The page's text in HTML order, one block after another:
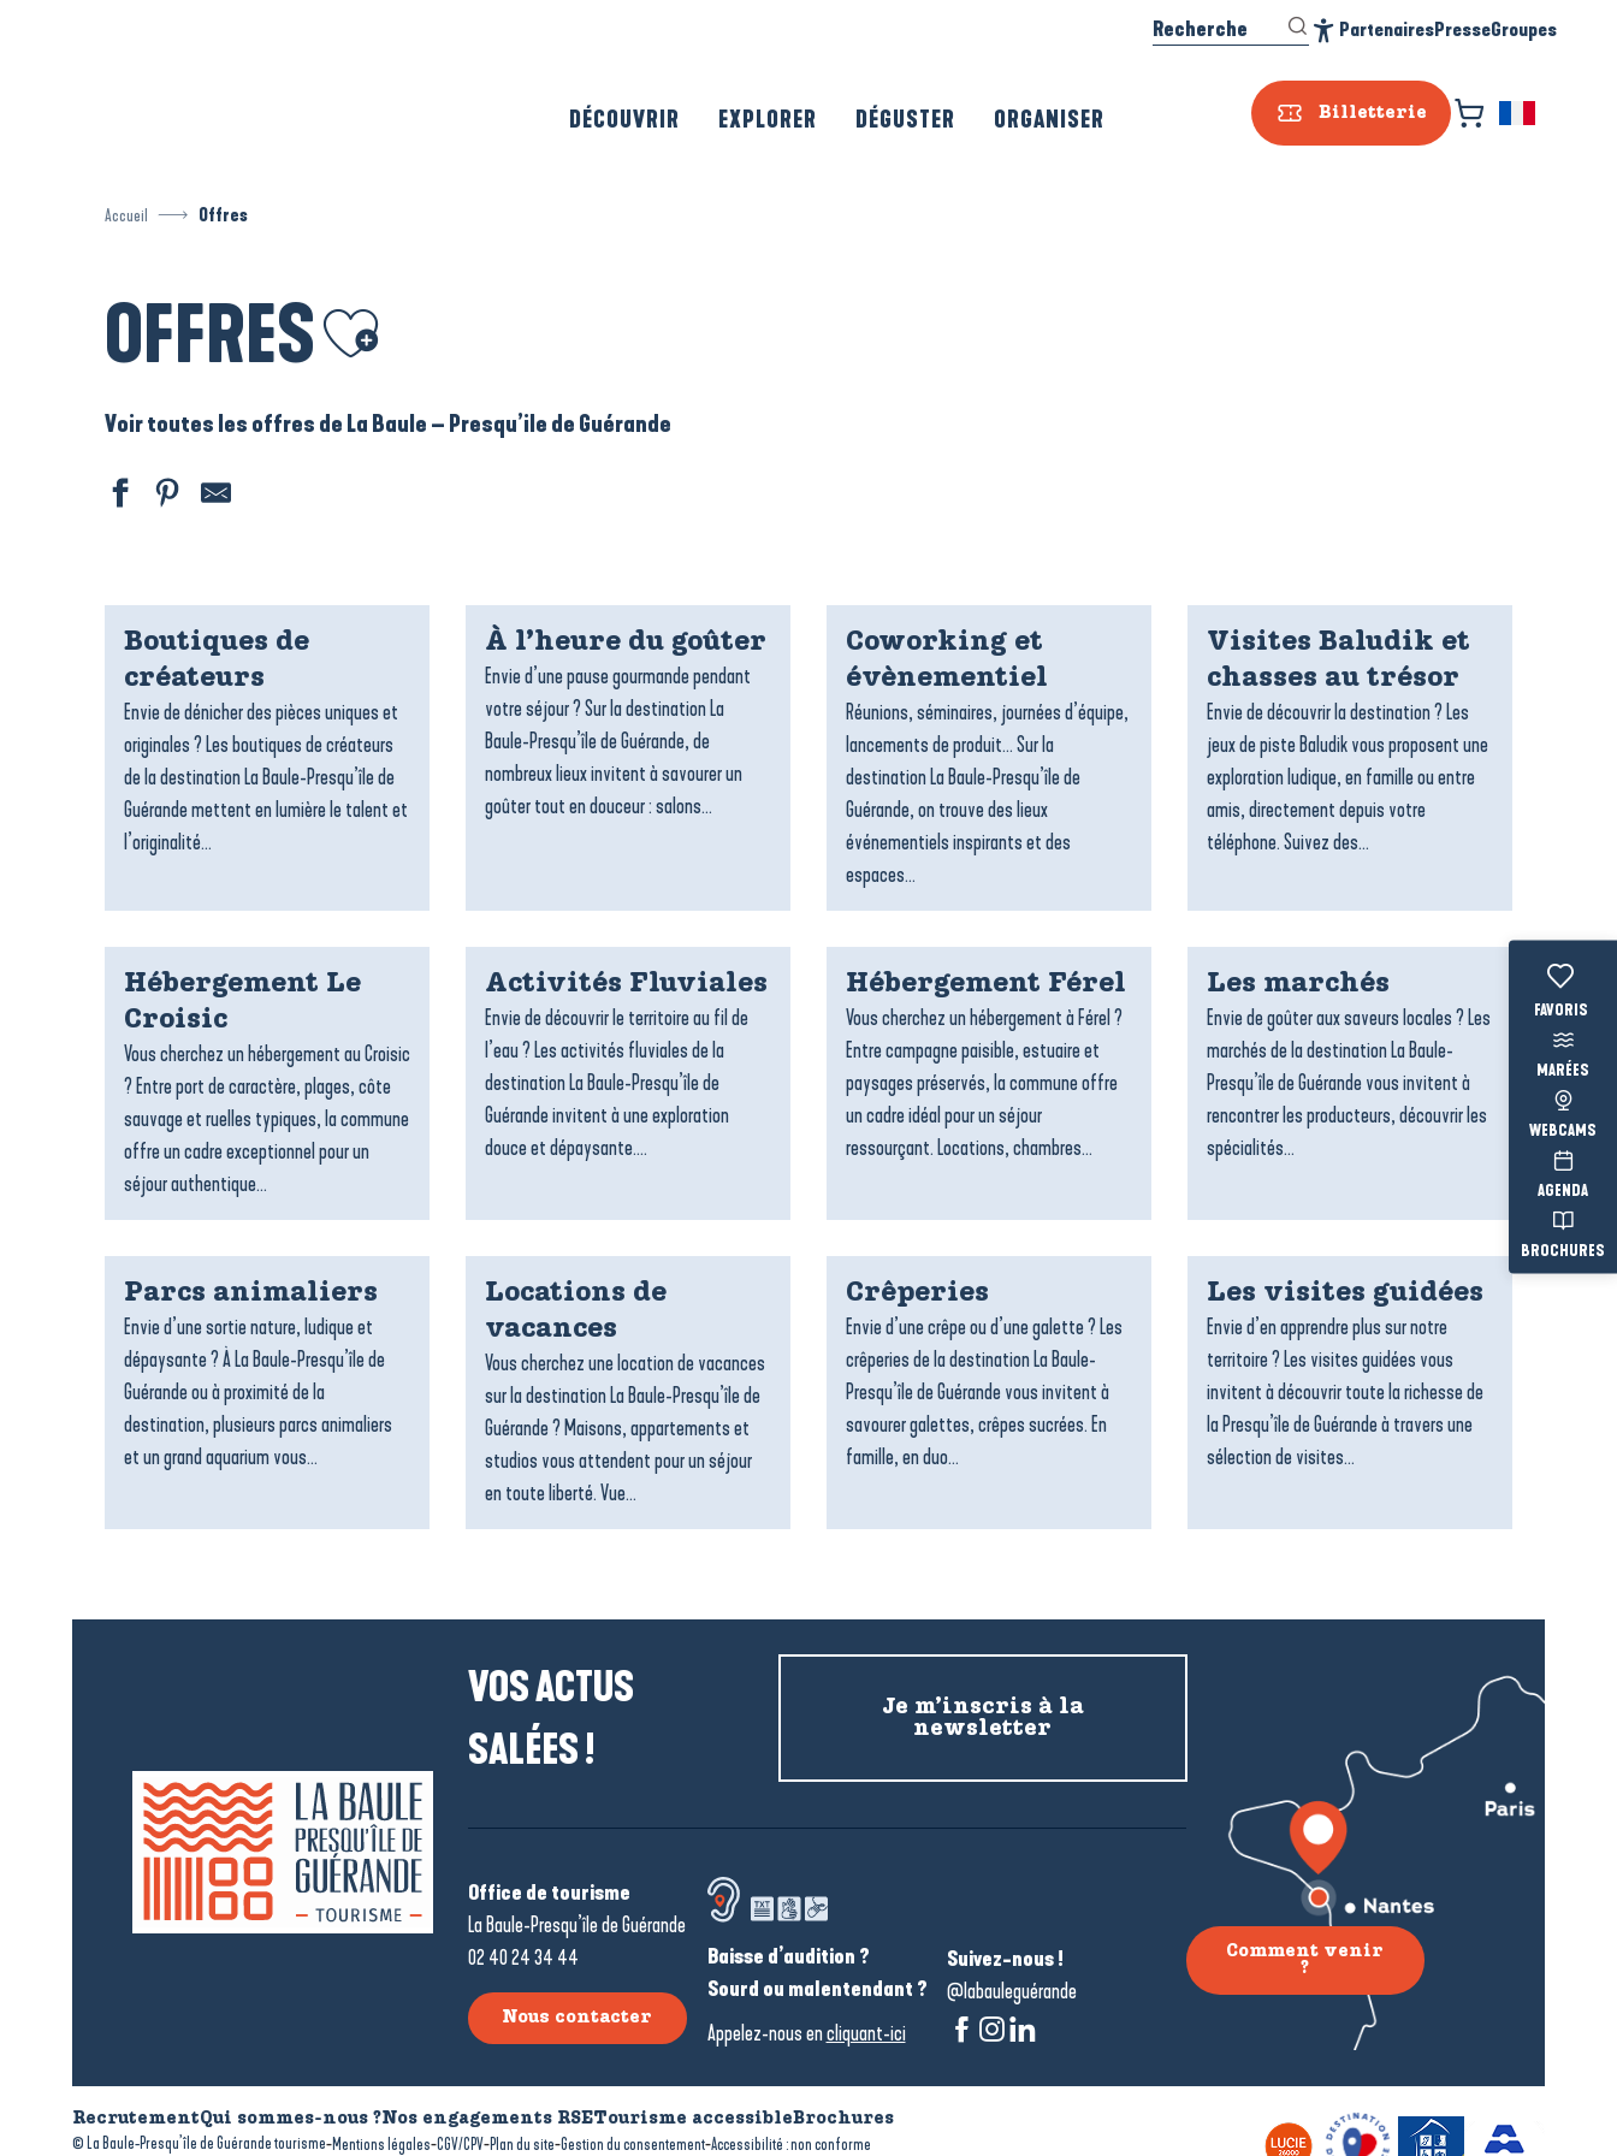
Billetterie
Recherche PartenairesPresseGroupes
DÉCOUVRIR EXPLORER DÉGUSTER ORGANISER
Voir les
MARÉES
WEBCAMS
AGENDA
BROCHURES
Accueil Offres
OFFRES Ajouter aux favoris
Voir toutes les offres de La Baule – Presqu’ile de Guérande
Boutiques de
créateurs
Envie de dénicher des pièces uniques et
originales ? Les boutiques de créateurs
de la destination La Baule-Presqu’île de
Guérande mettent en lumière le talent et
l’originalité...
À l’heure du goûter
Envie d’une pause gourmande pendant
votre séjour ? Sur la destination La
Baule-Presqu’île de Guérande, de
nombreux lieux invitent à savourer un
goûter tout en douceur : salons...
Coworking et
évènementiel
Réunions, séminaires, journées d’équipe,
lancements de produit… Sur la
destination La Baule-Presqu’île de
Guérande, on trouve des lieux
événementiels inspirants et des
espaces...
Visites Baludik et
chasses au trésor
Envie de découvrir la destination ? Les
jeux de piste Baludik vous proposent une
exploration ludique, en famille ou entre
amis, directement depuis votre
téléphone. Suivez des...
Hébergement Le
Croisic
Vous cherchez un hébergement au Croisic
? Entre port de caractère, plages, côte
sauvage et ruelles typiques, la commune
offre un cadre exceptionnel pour un
séjour authentique...
Activités Fluviales
Envie de découvrir le territoire au fil de
l’eau ? Les activités fluviales de la
destination La Baule-Presqu’île de
Guérande invitent à une exploration
douce et dépaysante....
Hébergement Férel
Vous cherchez un hébergement à Férel ?
Entre campagne paisible, estuaire et
paysages préservés, la commune offre
un cadre idéal pour un séjour
ressourçant. Locations, chambres...
Les marchés
Envie de goûter aux saveurs locales ? Les
marchés de la destination La Baule-
Presqu’île de Guérande vous invitent à
rencontrer les producteurs, découvrir les
spécialités...
Parcs animaliers
Envie d’une sortie nature, ludique et
dépaysante ? À La Baule-Presqu’île de
Guérande ou à proximité de la
destination, plusieurs parcs animaliers
et un grand aquarium vous...
Locations de
vacances
Vous cherchez une location de vacances
sur la destination La Baule-Presqu’île de
Guérande ? Maisons, appartements et
studios vous attendent pour un séjour
en toute liberté. Vue...
Crêperies
Envie d’une crêpe ou d’une galette ? Les
crêperies de la destination La Baule-
Presqu’île de Guérande vous invitent à
savourer galettes, crêpes sucrées. En
famille, en duo...
Les visites guidées
Envie d’en apprendre plus sur notre
territoire ? Les visites guidées vous
invitent à découvrir toute la richesse de
la Presqu’île de Guérande à travers une
sélection de visites...
VOS ACTUS
SALÉES !
Je m’inscris à la
newsletter
Office de tourisme
La Baule-Presqu’île de Guérande
02 40 24 34 44
Nous contacter
Baisse d’audition ?
Sourd ou malentendant ?
Appelez-nous encliquant-ici
Suivez-nous !
@labauleguérande
Comment venir
?
RecrutementQui sommes-nous ?Nos engagements RSETourisme accessibleBrochures
© La Baule-Presqu’île de Guérande tourisme-Mentions légales-CGV/CPV-Plan du site-Gestion du consentement-Accessibilité : non conforme